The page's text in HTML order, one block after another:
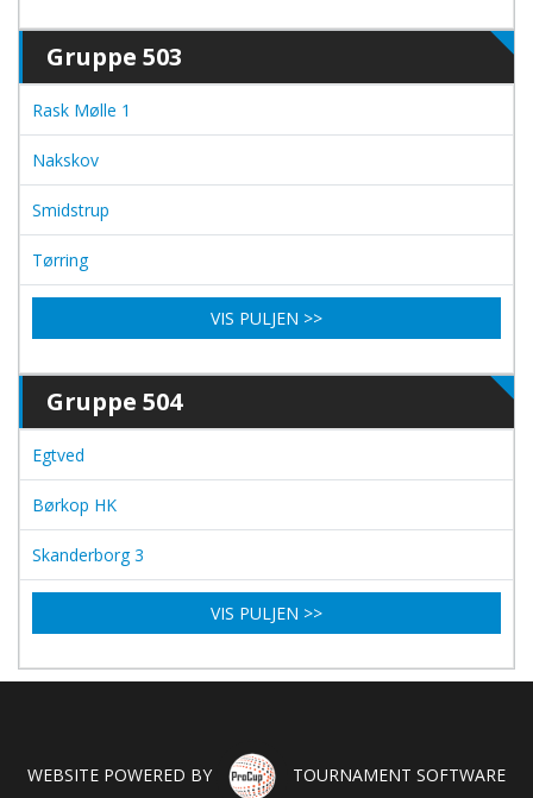
Gruppe 503
Rask Mølle 1
Nakskov
Smidstrup
Tørring
VIS PULJEN >>
Gruppe 504
Egtved
Børkop HK
Skanderborg 3
VIS PULJEN >>
WEBSITE POWERED BY TOURNAMENT SOFTWARE